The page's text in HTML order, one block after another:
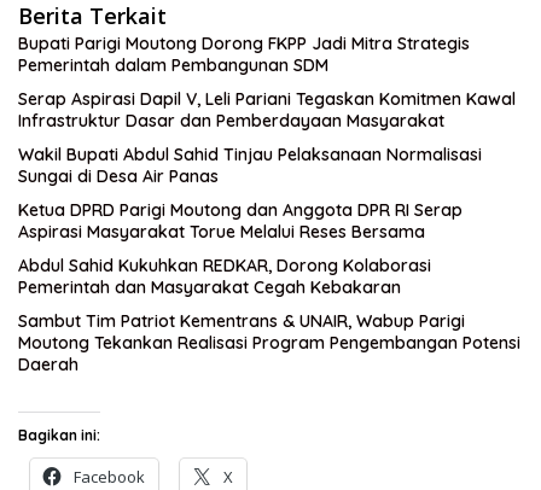
Berita Terkait
Bupati Parigi Moutong Dorong FKPP Jadi Mitra Strategis
Pemerintah dalam Pembangunan SDM
Serap Aspirasi Dapil V, Leli Pariani Tegaskan Komitmen Kawal
Infrastruktur Dasar dan Pemberdayaan Masyarakat
Wakil Bupati Abdul Sahid Tinjau Pelaksanaan Normalisasi
Sungai di Desa Air Panas
Ketua DPRD Parigi Moutong dan Anggota DPR RI Serap
Aspirasi Masyarakat Torue Melalui Reses Bersama
Abdul Sahid Kukuhkan REDKAR, Dorong Kolaborasi
Pemerintah dan Masyarakat Cegah Kebakaran
Sambut Tim Patriot Kementrans & UNAIR, Wabup Parigi
Moutong Tekankan Realisasi Program Pengembangan Potensi
Daerah
Bagikan ini:
Facebook X